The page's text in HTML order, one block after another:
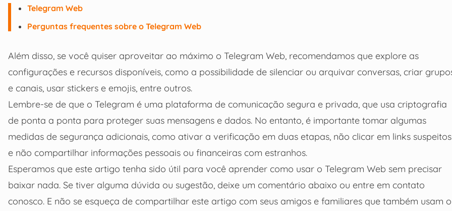
Telegram Web
Perguntas frequentes sobre o Telegram Web
Além disso, se você quiser aproveitar ao máximo o Telegram Web, recomendamos que explore as
configurações e recursos disponíveis, como a possibilidade de silenciar ou arquivar conversas, criar
e canais, usar stickers e emojis, entre outros.
Lembre-se de que o Telegram é uma plataforma de comunicação segura e privada, que usa criptografia
de ponta a ponta para proteger suas mensagens e dados. No entanto, é importante tomar algumas
medidas de segurança adicionais, como ativar a verificação em duas etapas, não clicar em links suspeitos
e não compartilhar informações pessoais ou financeiras com estranhos.
Esperamos que este artigo tenha sido útil para você aprender como usar o Telegram Web sem precisar
baixar nada. Se tiver alguma dúvida ou sugestão, deixe um comentário abaixo ou entre em contato
conosco. E não se esqueça de compartilhar este artigo com seus amigos e familiares que também usam o